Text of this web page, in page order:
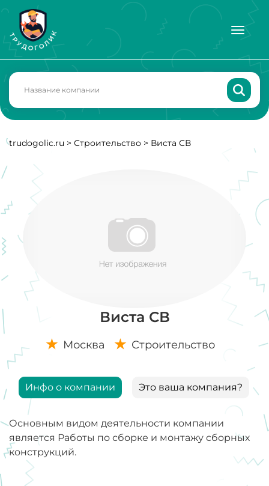
trudogolic.ru > Строительство > Виста СВ
Виста СВ
Москва Строительство
Инфо о компании Это ваша компания?
Основным видом деятельности компании
является Работы по сборке и монтажу сборных
конструкций.